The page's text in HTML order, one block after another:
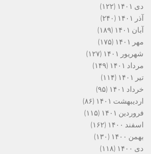
دی ۱۴۰۱
(۱۲۲)
آذر ۱۴۰۱
(۲۴۰)
آبان ۱۴۰۱
(۱۸۹)
مهر ۱۴۰۱
(۱۷۵)
شهریور ۱۴۰۱
(۱۲۷)
مرداد ۱۴۰۱
(۱۴۹)
تیر ۱۴۰۱
(۱۱۴)
خرداد ۱۴۰۱
(۹۵)
اردیبهشت ۱۴۰۱
(۸۶)
فروردین ۱۴۰۱
(۱۱۵)
اسفند ۱۴۰۰
(۱۶۲)
بهمن ۱۴۰۰
(۱۳۰)
دی ۱۴۰۰
(۱۱۸)